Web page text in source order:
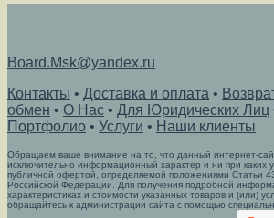
Board.Msk@yandex.ru
Контакты • Доставка и оплата •
обмен • О Нас • Для Юридических Лиц
Портфолио • Услуги • Наши клиенты
Обращаем ваше внимание на то, что данный интернет-
исключительно информационный характер и ни при каких
публичной офертой, определяемой положениями Статьи
Российской Федерации. Для получения подробной
характеристиках и стоимости указанных товаров и (или)
обращайтесь к администрации сайта с помощью